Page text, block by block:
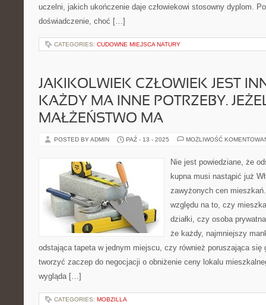
uczelni, jakich ukończenie daje człowiekowi stosowny dyplom.
doświadczenie, choć […]
CATEGORIES: CUDOWNE MIEJSCA NATURY
JAKIKOLWIEK CZŁOWIEK JEST
KAŻDY MA INNE POTRZEBY.
MAŁŻEŃSTWO MA
POSTED BY ADMIN PAŹ - 13 - 2025 MOŻLIWOŚĆ
Nie jest powiedziane, że
kupna musi nastąpić już
zawyżonych cen
względu na to, czy
działki, czy osoba
że każdy, najmniejszy
odstająca tapeta w jednym miejscu, czy również poruszająca się
tworzyć zaczep do negocjacji o obniżenie ceny lokalu
wygląda […]
CATEGORIES: MOBZILLA